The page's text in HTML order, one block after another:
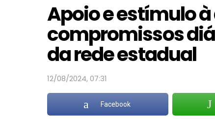
Apoio e estímulo
compromissos
da rede estadual
12/08/2024, 07:31
Facebook